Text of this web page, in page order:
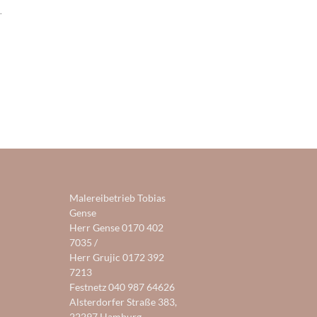
Malereibetrieb Tobias
Gense
Herr Gense0170 402
7035 /
Herr Grujic0172 392
7213
Festnetz040 987 64626
Alsterdorfer Straße 383,